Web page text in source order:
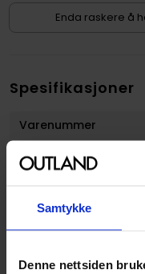
Samtykke
Denne nettsiden
Enda raskere å
Spesifikasjoner
Varenummer
Opprinnelsesland :
Forfattere
Språk